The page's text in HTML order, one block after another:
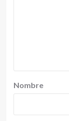
Nombre